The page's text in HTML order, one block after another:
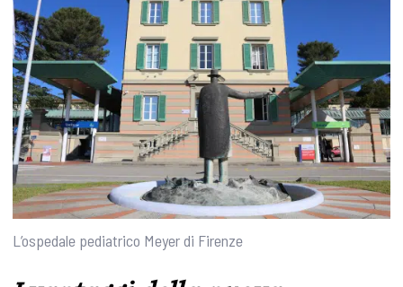
L’ospedale pediatrico Meyer di Firenze